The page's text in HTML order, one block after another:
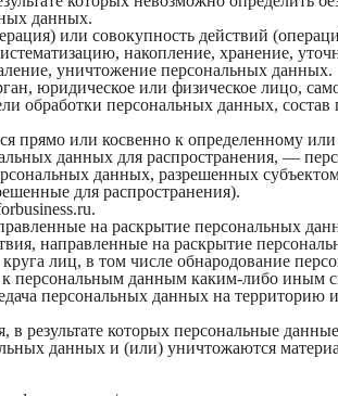
данных.
или совокупность действий
накопление, хранение,
уничтожение персональных данных.
юридическое или физическое лицо,
обработки персональных данных,
или косвенно к определенному
данных для распространения, —
данных, разрешенных
для распространения).
на раскрытие персональных
направленные на раскрытие
лиц, в том числе обнародование
к персональным данным каким-либо иным
персональных данных на территорию
результате которых персональные
данных и (или) уничтожаются